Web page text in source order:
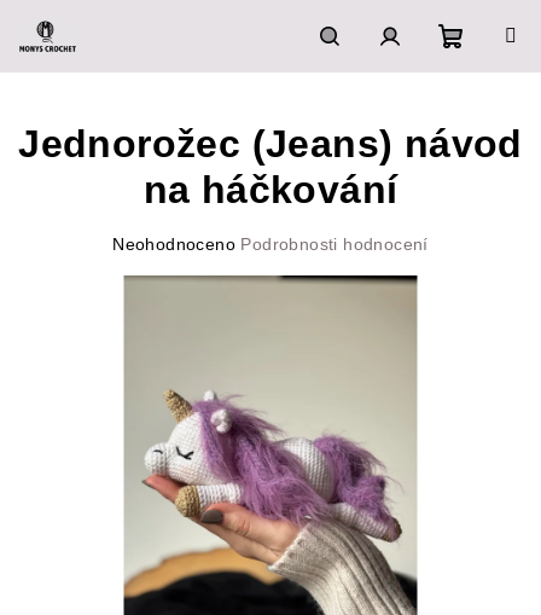
HledatPřihlášeníNákupní
košík
Jednorožec (Jeans) návod
na háčkování
Průměrné
hvězdiček.
Neohodnoceno Podrobnosti hodnocení